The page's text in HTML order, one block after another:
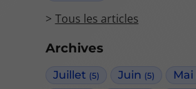
Tous les articles
Archives
Juillet (5) Juin (5) Mai